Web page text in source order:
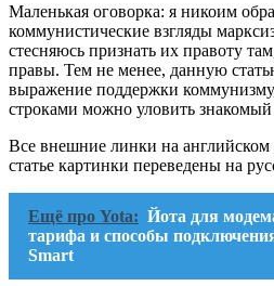
Маленькая оговорка: я никоим
коммунистические взгляды
стесняюсь признать их правоту
правы. Тем не менее, данную
выражение поддержки
строками можно уловить
Все внешние линки на
статье картинки переведены на
Ещё про Yota: Йота для
тарифа и способы
Smart